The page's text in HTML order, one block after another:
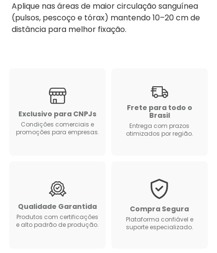
Aplique nas áreas de maior circulação sanguínea
(pulsos, pescoço e tórax) mantendo 10–20 cm de
distância para melhor fixação.
Exclusivo para CNPJs
Condições comerciais e
promoções para empresas.
Frete para todo o
Brasil
Entrega com prazos
otimizados por região.
Qualidade Garantida
Produtos com certificações
e alto padrão de produção.
Compra Segura
Plataforma confiável e
suporte especializado.